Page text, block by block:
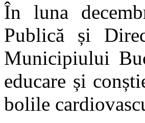
În luna
Publică și
Municipiului
educare și
bolile